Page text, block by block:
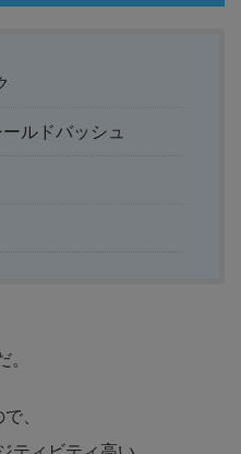
ルドバッシュ
、